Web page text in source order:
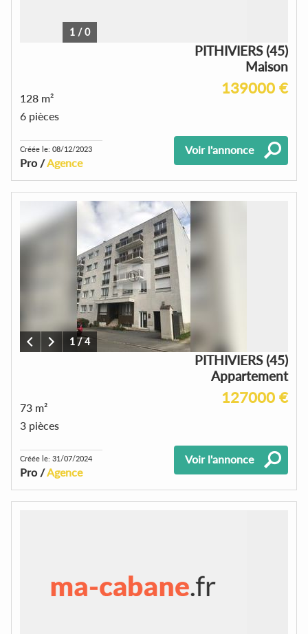
1 /0
PITHIVIERS (45)
Maison
139000 €
128 m²
6 pièces
Créée le: 08/12/2023
Pro /Agence
Voir l'annonce
1/4
PITHIVIERS (45)
Appartement
127000 €
73 m²
3 pièces
Créée le: 31/07/2024
Pro /Agence
Voir l'annonce